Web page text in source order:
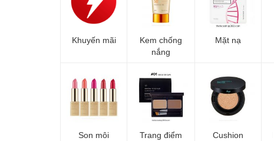
Khuyến mãi
Kem chống
nắng
Mặt nạ
Son môi
Trang điểm
Cushion